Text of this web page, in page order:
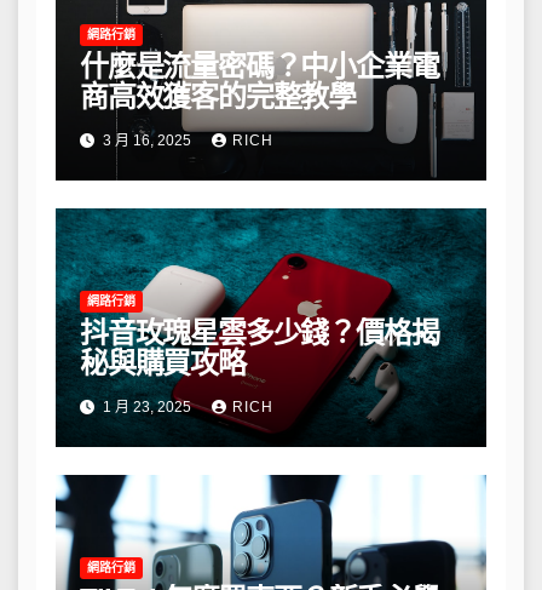
網路行銷
什麼是流量密碼？中小企業電
商高效獲客的完整教學
3 月 16, 2025 RICH
網路行銷
抖音玫瑰星雲多少錢？價格揭
秘與購買攻略
1 月 23, 2025 RICH
網路行銷